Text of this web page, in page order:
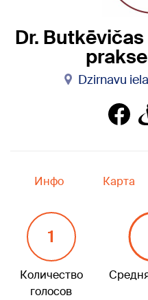
Dr.
prakse
Dzirnavu
Инфо Карта
1
Количество
голосов